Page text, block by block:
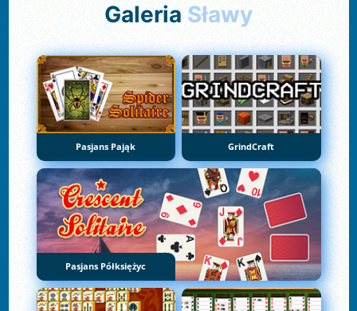
Galeria Sławy
Pasjans Pająk GrindCraft
Pasjans Półksiężyc